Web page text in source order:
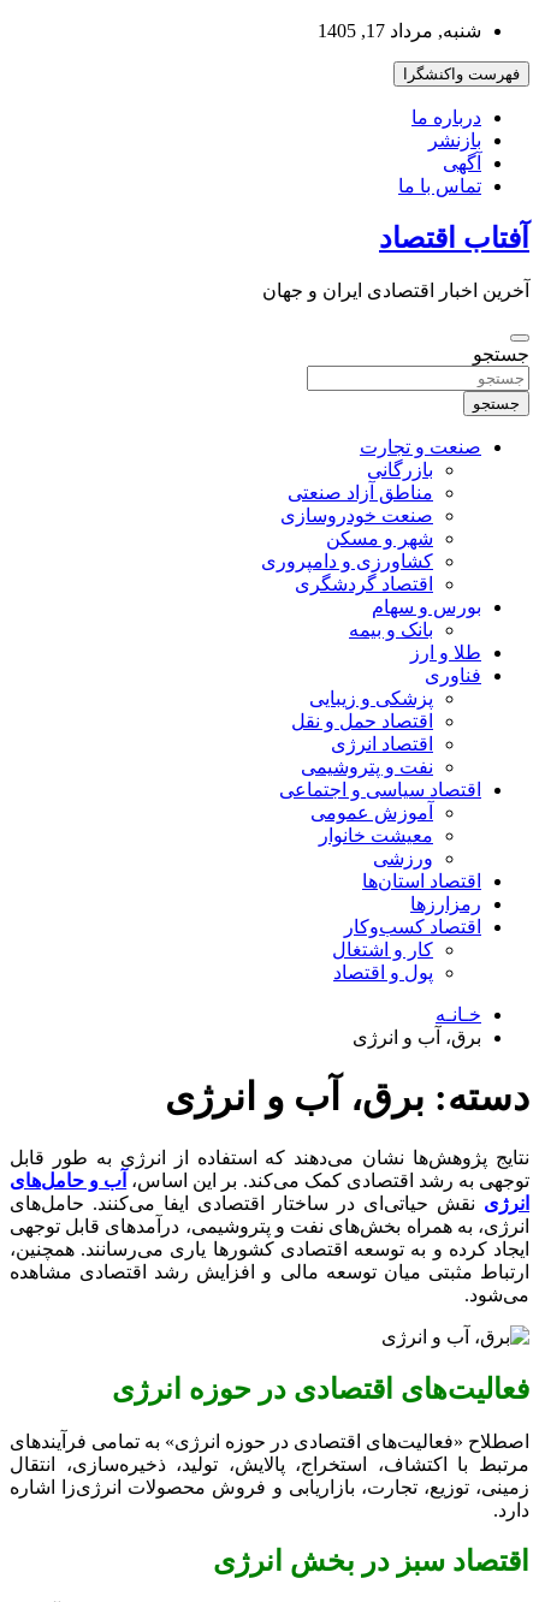
بروید
شنبه, مرداد 17, 1405
فهرست واکنشگرا
درباره ما
بازنشر
آگهی
تماس با ما
آفتاب اقتصاد
آخرین اخبار اقتصادی ایران و جهان
جستجو
جستجو
صنعت و تجارت
بازرگانی
مناطق آزاد صنعتی
صنعت خودروسازی
شهر و مسکن
کشاورزی و دامپروری
اقتصاد گردشگری
بورس و سهام
بانک و بیمه
طلا و ارز
فناوری
پزشکی و زیبایی
اقتصاد حمل و نقل
اقتصاد انرژی
نفت و پتروشیمی
اقتصاد سیاسی و اجتماعی
آموزش عمومی
معیشت خانوار
ورزشی
اقتصاد استان‌ها
رمزارزها
اقتصاد کسب‌و‌کار
کار و اشتغال
پول و اقتصاد
خـانـه
برق، آب و انرژی
دسته: برق، آب و انرژی
نتایج پژوهش‌ها نشان می‌دهند که استفاده از انرژی به طور قابل
توجهی به رشد اقتصادی کمک می‌کند. بر این اساس، آب و حامل‌های
انرژی نقش حیاتی‌ای در ساختار اقتصادی ایفا می‌کنند. حامل‌های
انرژی، به همراه بخش‌های نفت و پتروشیمی، درآمدهای قابل توجهی
ایجاد کرده و به توسعه اقتصادی کشورها یاری می‌رسانند. همچنین،
ارتباط مثبتی میان توسعه مالی و افزایش رشد اقتصادی مشاهده
می‌شود.
فعالیت‌های اقتصادی در حوزه انرژی
اصطلاح «فعالیت‌های اقتصادی در حوزه انرژی» به تمامی فرآیندهای
مرتبط با اکتشاف، استخراج، پالایش، تولید، ذخیره‌سازی، انتقال
زمینی، توزیع، تجارت، بازاریابی و فروش محصولات انرژی‌زا اشاره
دارد.
اقتصاد سبز در بخش انرژی